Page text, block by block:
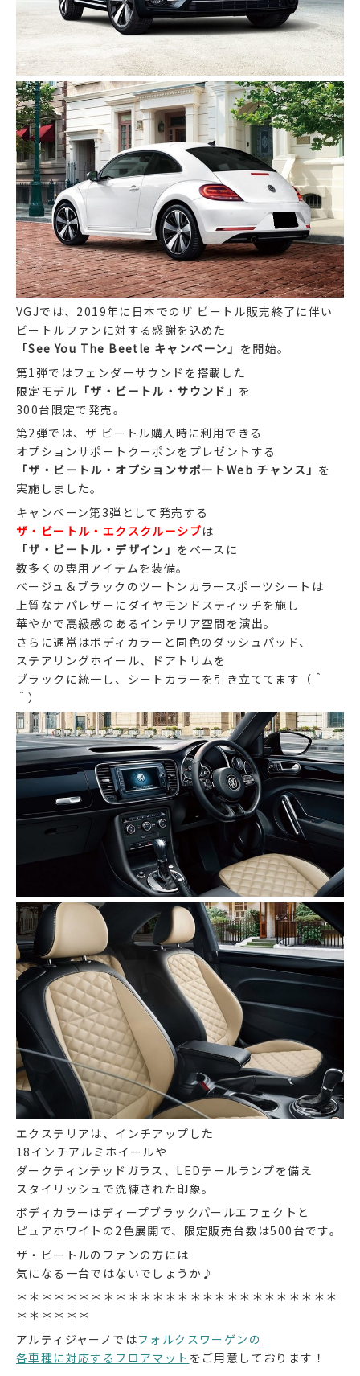
VGJでは、2019年に日本でのザ ビートル販売終了に伴い
ビートルファンに対する感謝を込めた
「See You The Beetle キャンペーン」 を開始。
第1弾ではフェンダーサウンドを搭載した
限定モデル 「ザ・ビートル・サウンド」 を
300台限定で発売。
第2弾では、ザ ビートル購入時に利用できる
オプションサポートクーポンをプレゼントする
「ザ・ビートル・オプションサポートWeb チャンス」 を
実施しました。
キャンペーン第3弾として発売する
ザ・ビートル・エクスクルーシブは
「ザ・ビートル・デザイン」 をベースに
数多くの専用アイテムを装備。
ベージュ＆ブラックのツートンカラースポーツシートは
上質なナパレザーにダイヤモンドスティッチを施し
華やかで高級感のあるインテリア空間を演出。
さらに通常はボディカラーと同色のダッシュパッド、
ステアリングホイール、ドアトリムを
ブラックに統一し、シートカラーを引き立ててます（＾
＾）
エクステリアは、インチアップした
18インチアルミホイールや
ダークティンテッドガラス、LEDテールランプを備え
スタイリッシュで洗練された印象。
ボディカラーはディープブラックパールエフェクトと
ピュアホワイトの2色展開で、限定販売台数は500台です。
ザ・ビートルのファンの方には
気になる一台ではないでしょうか♪
＊＊＊＊＊＊＊＊＊＊＊＊＊＊＊＊＊＊＊＊＊＊＊＊＊＊
＊＊＊＊＊＊
アルティジャーノではフォルクスワーゲンの
各車種に対応するフロアマット をご用意しております！